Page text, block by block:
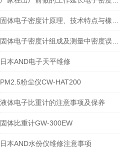
日本AND电子天平维修
PM2.5粉尘仪CW-HAT200
液体电子比重计的注意事项及保养
固体比重计GW-300EW
日本AND水份仪维修注意事项